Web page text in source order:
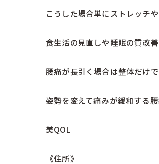
こうした場合単にストレッチ
食生活の見直しや睡眠の質改
腰痛が長引く場合は整体だけ
姿勢を変えて痛みが緩和する
美QOL
《住所》